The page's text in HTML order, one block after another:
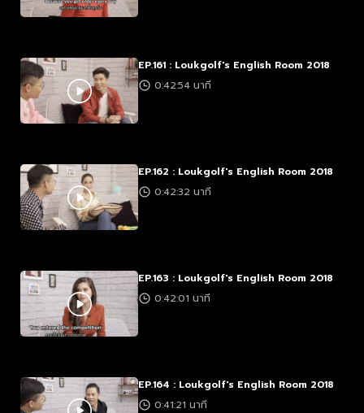
EP.161 : Loukgolf's English Room 2018
0:42:54 นาที
EP.162 : Loukgolf's English Room 2018
0:42:32 นาที
EP.163 : Loukgolf's English Room 2018
0:42:01 นาที
EP.164 : Loukgolf's English Room 2018
0:41:21 นาที